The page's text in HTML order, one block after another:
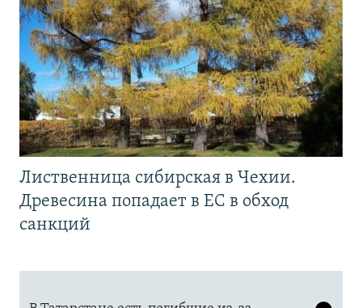
Лиственница сибирская в Чехии.
Древесина попадает в ЕС в обход
санкций